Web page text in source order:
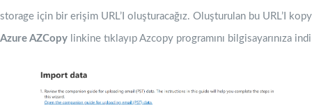
storage için bir erişim URL’I oluşturacağız. Oluşturulan bu URL’I
Azure AZCopy linkine tıklayıp Azcopy programını bilgisayarınıza